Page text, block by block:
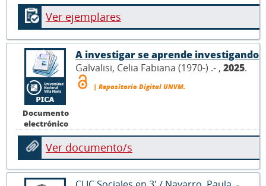
Ver ejemplares
Documento
electrónico
A investigar se aprende investigando
Galvalisi, Celia Fabiana (1970-) .- , 2025.
| Repositorio Digital UNVM.
Ver documento/s